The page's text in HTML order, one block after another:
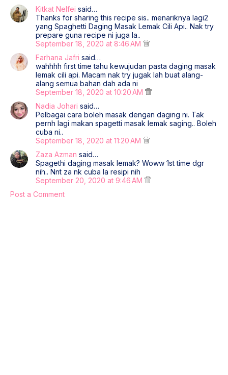
Kitkat Nelfei said…
Thanks for sharing this recipe sis.. menariknya lagi2
yang Spaghetti Daging Masak Lemak Cili Api.. Nak try
prepare guna recipe ni juga la..
September 18, 2020 at 8:46 AM
Farhana Jafri said…
wahhhh first time tahu kewujudan pasta daging masak
lemak cili api. Macam nak try jugak lah buat alang-
alang semua bahan dah ada ni
September 18, 2020 at 10:20 AM
Nadia Johari said…
Pelbagai cara boleh masak dengan daging ni. Tak
pernh lagi makan spagetti masak lemak saging.. Boleh
cuba ni..
September 18, 2020 at 11:20 AM
Zaza Azman said…
Spagethi daging masak lemak? Woww 1st time dgr
nih.. Nnt za nk cuba la resipi nih
September 20, 2020 at 9:46 AM
Post a Comment